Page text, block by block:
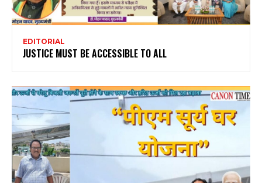
EDITORIAL
JUSTICE MUST BE ACCESSIBLE TO ALL